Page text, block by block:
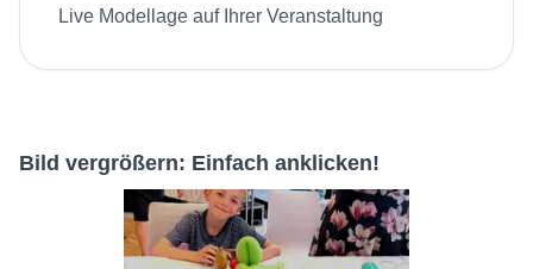
Live Modellage auf Ihrer Veranstaltung
Bild vergrößern: Einfach anklicken!